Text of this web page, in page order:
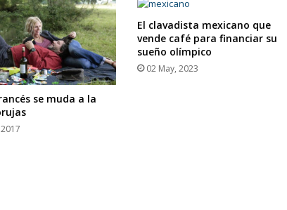
se muda a la
El clavadista mexicano que
vende café para financiar su
sueño olímpico
02 May, 2023